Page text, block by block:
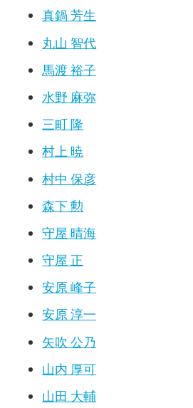
真鍋 芳生
丸山 智代
馬渡 裕子
水野 麻弥
三町 隆
村上 暁
村中 保彦
森下 勲
守屋 晴海
守屋 正
安原 峰子
安原 淳一
矢吹 公乃
山内 厚可
山田 大輔